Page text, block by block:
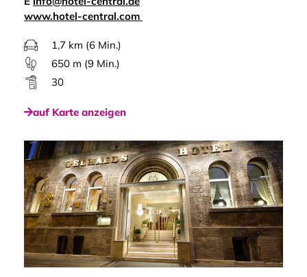
www.hotel-central.com
1,7 km (6 Min.)
650 m (9 Min.)
30
auf Karte anzeigen